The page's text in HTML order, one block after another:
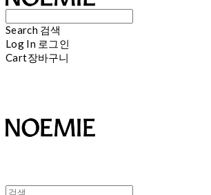
Search 검색
Log In 로그인
Cart장바구니